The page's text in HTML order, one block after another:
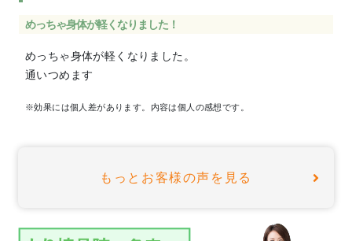
めっちゃ身体が軽くなりました！
めっちゃ⾝体が軽くなりました。
通いつめます
※効果には個人差があります。内容は個人の感想です。
もっとお客様の声を見る